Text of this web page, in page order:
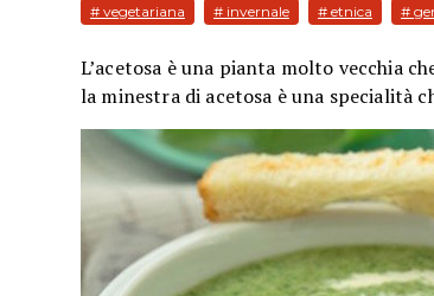
# vegetariana # invernale # etnica #
L’acetosa è una pianta molto vecchia
la minestra di acetosa è una specialità